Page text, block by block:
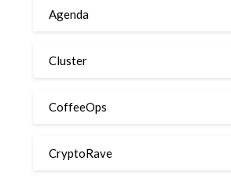
Agenda
Cluster
CoffeeOps
CryptoRave